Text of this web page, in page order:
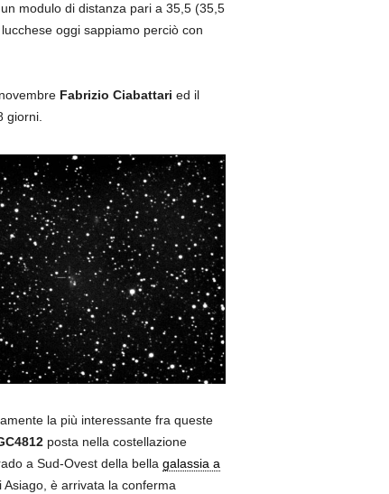
modulo di distanza pari a 35,5 (35,5
lucchese oggi sappiamo perciò con
Fabrizio Ciabattari ed il
giorni.
la più interessante fra queste
posta nella costellazione
a Sud-Ovest della bella galassia a
è arrivata la conferma